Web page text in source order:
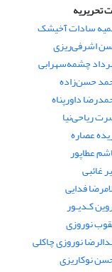
تحریریه
سادات آخیشک
اشرفی‌ریزی
چشمه‌سهرابی
حسن‌زاده
داورپناه
ریاحی‌نیا
عصاره
عطاپور
غائبی
فدایی
کـدیـور
نوروزی
نوروزی چاکلی
نوکاریزی